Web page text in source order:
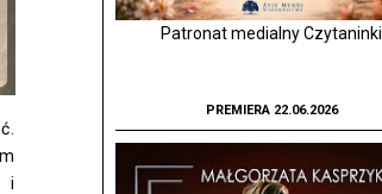
i
Patronat medialny Czytaninki
PREMIERA 22.06.2026